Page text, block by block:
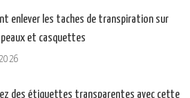
enlever les taches de transpiration sur
et casquettes
des étiquettes transparentes avec cette